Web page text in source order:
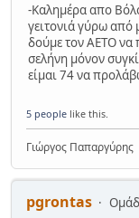
-Καλημέρα απο
γειτονιά γύρω
δούμε τον ΑΕΤΟ να
σελήνη μόνον
είμαι 74 να
5 people like this.
Γιώργος Παπαργύρης
pgrontas